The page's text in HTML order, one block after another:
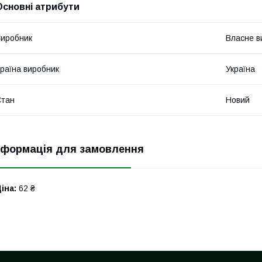
атрибути
Власне
виробник Україна
Новий
для замовлення
62 ₴